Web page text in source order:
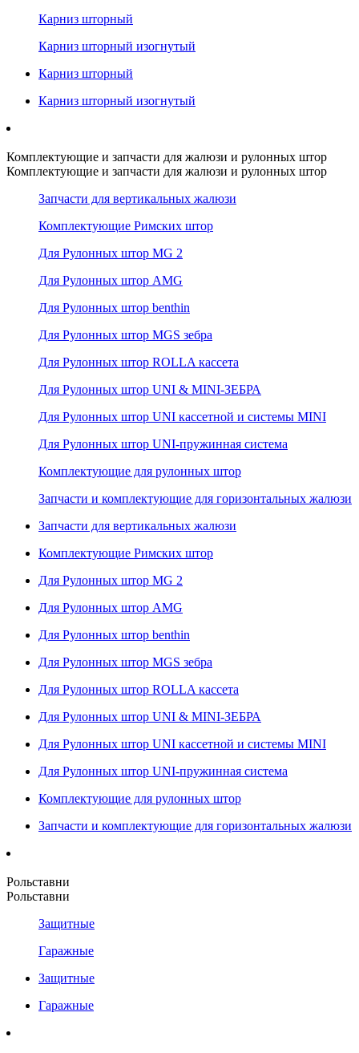
Карниз шторный
Карниз шторный изогнутый
Карниз шторный
Карниз шторный изогнутый
Комплектующие и запчасти для жалюзи и рулонных штор
Комплектующие и запчасти для жалюзи и рулонных штор
Запчасти для вертикальных жалюзи
Комплектующие Римских штор
Для Рулонных штор MG 2
Для Рулонных штор AMG
Для Рулонных штор benthin
Для Рулонных штор MGS зебра
Для Рулонных штор ROLLA кассета
Для Рулонных штор UNI & MINI-ЗЕБРА
Для Рулонных штор UNI кассетной и системы MINI
Для Рулонных штор UNI-пружинная система
Комплектующие для рулонных штор
Запчасти и комплектующие для горизонтальных жалюзи
Запчасти для вертикальных жалюзи
Комплектующие Римских штор
Для Рулонных штор MG 2
Для Рулонных штор AMG
Для Рулонных штор benthin
Для Рулонных штор MGS зебра
Для Рулонных штор ROLLA кассета
Для Рулонных штор UNI & MINI-ЗЕБРА
Для Рулонных штор UNI кассетной и системы MINI
Для Рулонных штор UNI-пружинная система
Комплектующие для рулонных штор
Запчасти и комплектующие для горизонтальных жалюзи
Рольставни
Рольставни
Защитные
Гаражные
Защитные
Гаражные